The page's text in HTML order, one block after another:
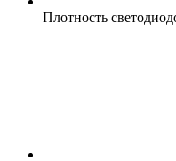
Плотность